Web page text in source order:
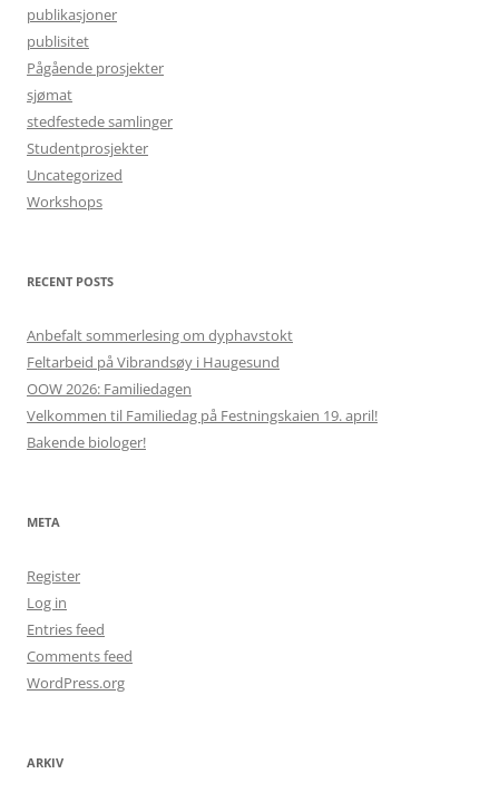
publikasjoner
publisitet
Pågående prosjekter
sjømat
stedfestede samlinger
Studentprosjekter
Uncategorized
Workshops
RECENT POSTS
Anbefalt sommerlesing om dyphavstokt
Feltarbeid på Vibrandsøy i Haugesund
OOW 2026: Familiedagen
Velkommen til Familiedag på Festningskaien 19. april!
Bakende biologer!
META
Register
Log in
Entries feed
Comments feed
WordPress.org
ARKIV